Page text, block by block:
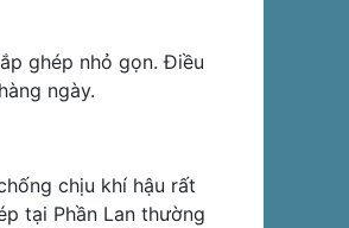
ghép nhỏ gọn. Điều
ngày.
chịu khí hậu rất
tại Phần Lan thường